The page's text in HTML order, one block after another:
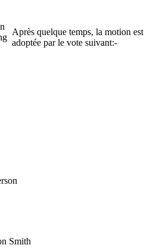
Après quelque temps, la motion est
adoptée par le vote suivant:-
Smith